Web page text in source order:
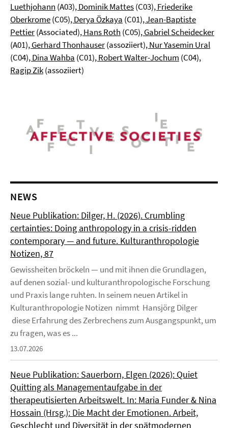
Luethjohann (A03), Dominik Mattes(C03), Friederike
Oberkrome(C05), Derya Özkaya (C01), Jean-Baptiste
Pettier(Associated), Hans Roth (C05), Gabriel Scheidecker
(A01), Gerhard Thonhauser(assoziiert), Nur Yasemin Ural
(C04), Dina Wahba (C01), Robert Walter-Jochum (C04),
Ragip Zik(assoziiert)
NEWS
Neue Publikation: Dilger, H. (2026). Crumbling
certainties: Doing anthropology in a crisis-ridden
contemporary — and future. Kulturanthropologie
Notizen, 87
Gewissheiten bröckeln — und mit ihnen die Grundlagen,
auf denen sozial- und kulturanthropologische Forschung
und Praxis lange ruhten. In seinem neuen Artikel in
Kulturanthropologie Notizen nimmt Hansjörg Dilger
diese Erfahrung des Zerbrechens zum Ausgangspunkt, um
zu fragen, was es ...
13.07.2026
Neue Publikation: Sauerborn, Elgen (2026): Quiet
Quitting als Managementaufgabe in der
therapeutisierten Arbeitswelt. In: Maria Funder & Nina
Hossain (Hrsg.): Die Macht der Emotionen. Arbeit,
Geschlecht und Diversität in der spätmodernen